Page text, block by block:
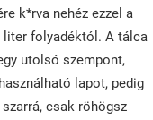
k*rva nehéz ezzel a
liter folyadéktól. A tálca
utolsó szempont,
lapot, pedig
csak röhögsz